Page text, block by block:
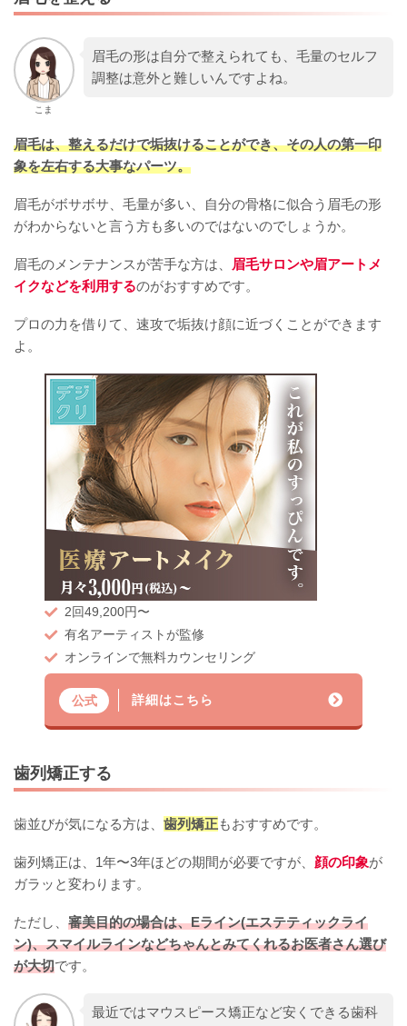
こま
眉毛の形は自分で整えられても、毛量のセルフ
調整は意外と難しいんですよね。
眉毛は、整えるだけで垢抜けることができ、その人の第一印
象を左右する大事なパーツ。
眉毛がボサボサ、毛量が多い、自分の骨格に似合う眉毛の形
がわからないと言う方も多いのではないのでしょうか。
眉毛のメンテナンスが苦手な方は、 眉毛サロンや眉アートメ
イクなどを利用するのがおすすめです。
プロの力を借りて、速攻で垢抜け顔に近づくことができます
よ。
2回49,200円〜
有名アーティストが監修
オンラインで無料カウンセリング
公式 詳細はこちら
歯列矯正する
歯並びが気になる方は、 歯列矯正もおすすめです。
歯列矯正は、1年〜3年ほどの期間が必要ですが、 顔の印象が
ガラッと変わります。
ただし、 審美目的の場合は、Eライン(エステティックライ
ン)、スマイルラインなどちゃんとみてくれるお医者さん選び
が大切です。
最近ではマウスピース矯正など安くできる歯科